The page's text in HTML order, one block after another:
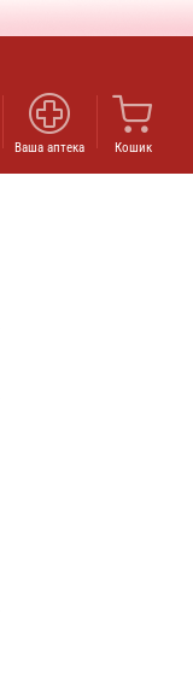
Ваша аптека Кошик